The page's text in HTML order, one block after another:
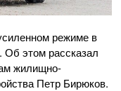
режиме в
этом рассказал
жилищно-
Петр Бирюков.